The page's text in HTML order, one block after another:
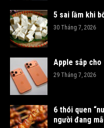
5 sai lầm khi
30 Tháng 7, 2026
Apple sắp cho
29 Tháng 7, 2026
6 thói quen
người đang